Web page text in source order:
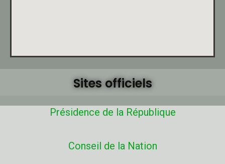
Sites officiels
Présidence de la République
Conseil de la Nation